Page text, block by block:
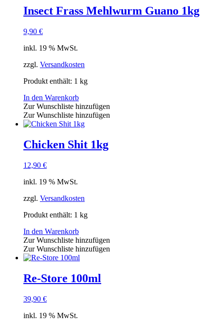
Insect Frass Mehlwurm Guano 1kg
9,90 €
inkl. 19 % MwSt.
zzgl. Versandkosten
Produkt enthält: 1 kg
In den Warenkorb
Zur Wunschliste hinzufügen
Zur Wunschliste hinzufügen
Chicken Shit 1kg
12,90 €
inkl. 19 % MwSt.
zzgl. Versandkosten
Produkt enthält: 1 kg
In den Warenkorb
Zur Wunschliste hinzufügen
Zur Wunschliste hinzufügen
Re-Store 100ml
39,90 €
inkl. 19 % MwSt.